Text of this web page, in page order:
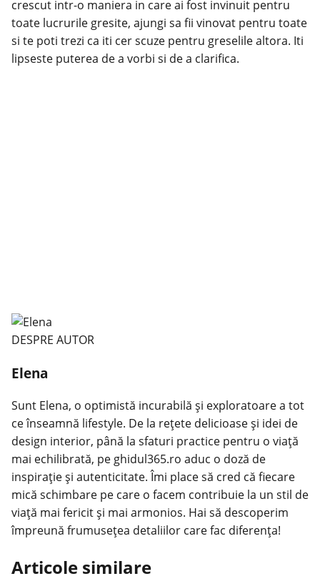
crescut intr-o maniera in care ai fost invinuit pentru
toate lucrurile gresite, ajungi sa fii vinovat pentru toate
si te poti trezi ca iti cer scuze pentru greselile altora. Iti
lipseste puterea de a vorbi si de a clarifica.
DESPRE AUTOR
Elena
Sunt Elena, o optimistă incurabilă și exploratoare a tot
ce înseamnă lifestyle. De la rețete delicioase și idei de
design interior, până la sfaturi practice pentru o viață
mai echilibrată, pe ghidul365.ro aduc o doză de
inspirație și autenticitate. Îmi place să cred că fiecare
mică schimbare pe care o facem contribuie la un stil de
viață mai fericit și mai armonios. Hai să descoperim
împreună frumusețea detaliilor care fac diferența!
Articole similare